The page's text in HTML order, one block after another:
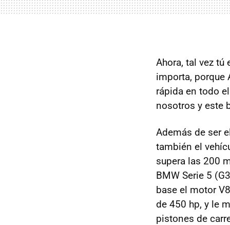
Ahora, tal vez tú
importa, porque
rápida en todo
nosotros y este
Además de ser
también el
supera las 200
BMW Serie 5
base el motor
de 450 hp, y le
pistones de